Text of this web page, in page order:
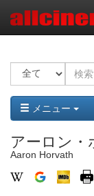
メニュー
アーロン・
Aaron Horvath